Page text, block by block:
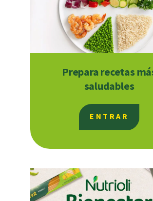
Prepara recetas
saludables
ENTRAR